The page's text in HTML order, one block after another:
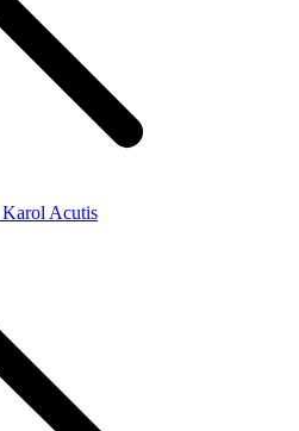
Karol Acutis